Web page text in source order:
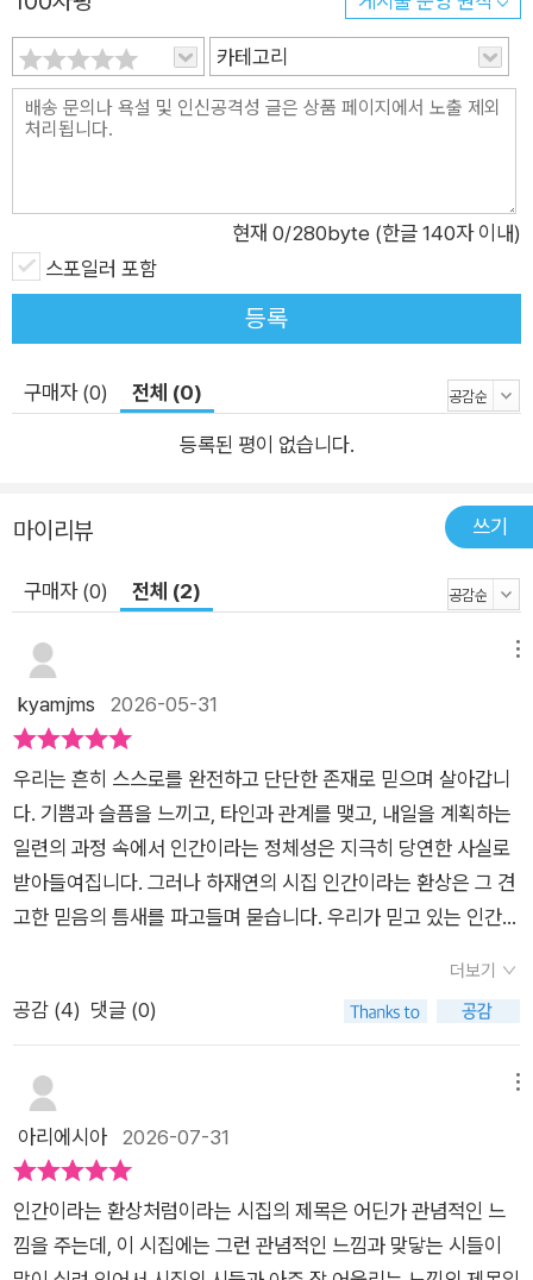
에서 보듯 건물에 갇힌 새를 발견하고 출구를 열어 보이는 ‘나’가
있다. 그러나 “나는 너의 미래와 이어지지 않는 길로 접어든
다”(「사구; 또는 사건의 지평선」). 하재연의 시에서 나타나는 독
특한 연대성은 존재들이 공명하되 선형적 시간을 따라 서로의 삶
에 일관되게 개입하지 않는다는 데 있다. 우연히 만나게 되는
때도 있으며 각자 다른 시간에 놓여 있기도 하다. 주어진 경로를
이탈한 그들이 진심을 다해 나누는 것은 존재가 지닌 근원적인 아
픔과 슬픔이다. 시의 화자는 유리문 바깥에 펼쳐진 봄, 유유히 흘
러가는 목장의 구름과 바람에서 아름다움을 느끼기보다 “바깥의
아카시아 나무들로부터/가두어진 너의 팔딱이는 가슴팍을”(「씌
어진 새」) 본다. “인간의 복식을 위해 품종이 개량된 양은 제 살집
보다 더 무거운 털을 두”(「코다―구름과 바람의 현상학」)른다는
사실을 떠올린다. “발생한 슬픔을/발생하지 않은 슬픔으로/환원
되”리라는 결심으로 영혼을 깨운다. 화자의 이러한 태도는 미지
만 생명은 이어진다’는 단정한 진실을 끝내 놓지 않는다. 인간을
어당기는 이 장력을 ‘사랑’이라 불러도 좋을 것이다. 사랑이 다다
른 곳에선 “우주에 서식하는 새들이/없는 날개를 꺼내//날아오르
고 있다”(「소량 현실」). 빛을 좇는 ‘너’의 궤적을 기록하기. 이것은
곧 ‘나’의 생존을 위한 실마리가 된다. 동시다발의 우주적 탄생을
목격하며 비-인간의 자리에서 품는 인간의 마음 내 흐릿한 반영
들이 호수 표면에서 빛나고 있습니다. 궁창의 뚫린 구멍으로 눈이
내리고 있습니다. 하늘 아래 흘러가는 나의 삶과 하늘 위에 발생
하지 않은 너의 삶 사이에서 ―「종의 기원—인간 시점」 부분 “어
시작한다”(「샤이닝」, p. 93). 시간의 틈새로 보이는 것은 때로 목
격하기 두려운 장면이다. 죽음을 목전에 둔 생명들. 끝끝내 울음
을 끌어내는 것들. 그러나 울음이 멎은 후 틈새로 쏟아져 내리는
것은 눈부신 빛이다. 찰나의 스침으로 ‘연속 재생되는 목소리’에
이끌려 ‘나’는 사랑이 만든 길로 나아간다. 그것은 곧 ‘나’의 미래
가 된다. 어둠을 통과하며 “겨울과 봄 사이에 생겨난 계절의 이름
을/붙여”(「암흑 사이」)주고 “기도하듯/배고픔을 쪼개 다른 배고
픔에게 나누듯이”(「샤이닝」, p. 90) 띄엄띄엄 서로의 안부를 묻
는다. 그 사이에 어떤 존재는 사라지고 흩어지지만 “빛의 태엽을
카테고리
현재 0/280byte (한글 140자 이내)
스포일러 포함
등록
구매자 (0) 전체 (0)
등록된 평이 없습니다.
마이리뷰 쓰기
구매자 (0) 전체 (2)
kyamjms 2026-05-31
​우리는 흔히 스스로를 완전하고 단단한 존재로 믿으며 살아갑니
다. 기쁨과 슬픔을 느끼고, 타인과 관계를 맺고, 내일을 계획하는
일련의 과정 속에서 인간이라는 정체성은 지극히 당연한 사실로
받아들여집니다. 그러나 하재연의 시집 인간이라는 환상은 그 견
고한 믿음의 틈새를 파고들며 묻습니다. 우리가 믿고 있는 인간다
아닐까 하고 말입니다.​시집 전반을 관통하는 정서는 서늘할 정도
로 투명한 고독과 슬픔입니다. 시인은 존재의 가득 참보다는 비어
있음에 주목합니다. 시 속의 화자들은 무언가를 끊임없이 상실하
거나, 이미 사라진 것들의 흔적을 좇습니다. 흥미로운 점은 그 슬
픔이 격정적이거나 과장되지 않았다는 사실입니다. 오히려 담담
하고 차분한 어조로 멀어지는 것들을 응시하는데, 이 정조가 독자
위태롭지만, 동시에 지극히 서정적인 아름다움을 지니고 있습니
다.​제목이기도 한 인간이라는 환상은 시집 속에서 다양한 방식으
더보기
공감 (4) 댓글 (0)
아리에시아 2026-07-31
인간이라는 환상처럼이라는 시집의 제목은 어딘가 관념적인 느
낌을 주는데, 이 시집에는 그런 관념적인 느낌과 맞닿는 시들이